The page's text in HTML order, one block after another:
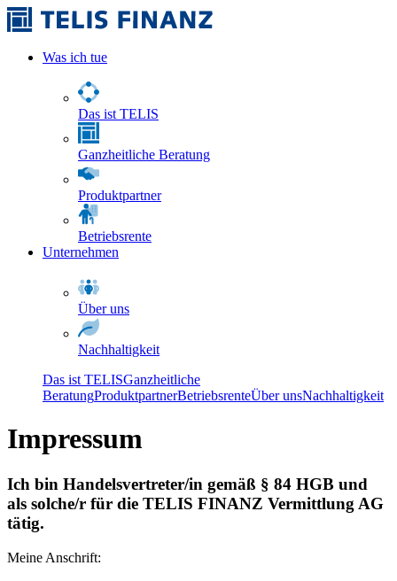
Was ich tue
Das ist TELIS
Ganzheitliche Beratung
Produktpartner
Betriebsrente
Unternehmen
Über uns
Nachhaltigkeit
Das ist TELISGanzheitliche
BeratungProduktpartnerBetriebsrenteÜber unsNachhaltigkeit
Impressum
Ich bin Handelsvertreter/in gemäß § 84 HGB und
als solche/r für die TELIS FINANZ Vermittlung AG
tätig.
Meine Anschrift: